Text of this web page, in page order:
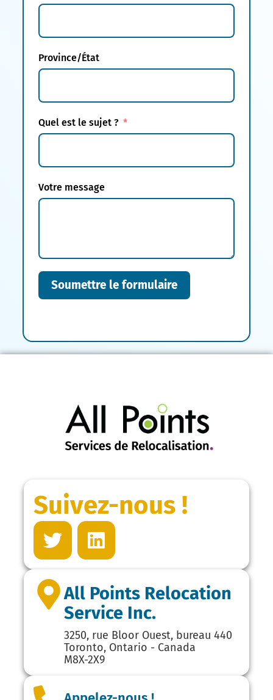
Province/État
Quel est le sujet ?
Votre message
Soumettre le formulaire
Suivez-nous !
All Points Relocation
Service Inc.
3250, rue Bloor Ouest, bureau 440
Toronto, Ontario - Canada
M8X-2X9